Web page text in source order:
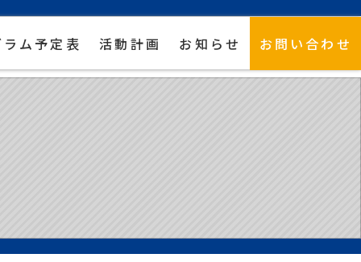
ム予定表 活動計画 お知らせ お問い合わせ